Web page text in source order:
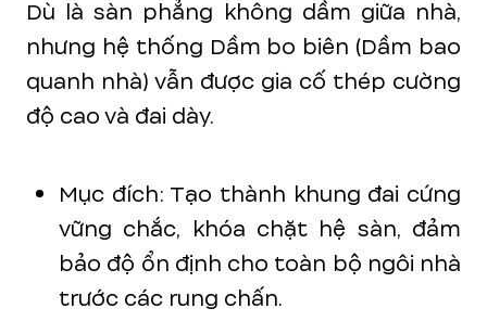
Dù là sàn phẳng không dầm giữa nhà,
nhưng hệ thống Dầm bo biên (Dầm bao
quanh nhà) vẫn được gia cố thép cường
độ cao và đai dày.
Mục đích: Tạo thành khung đai cứng
vững chắc, khóa chặt hệ sàn, đảm
bảo độ ổn định cho toàn bộ ngôi nhà
trước các rung chấn.